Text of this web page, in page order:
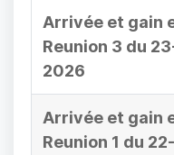
Arrivée et gain
Reunion 3 du
2026
Arrivée et gain
Reunion 1 du